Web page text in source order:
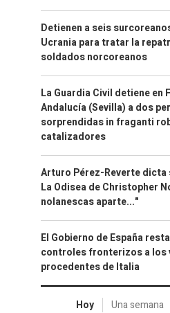
Detienen a seis
Ucrania para tratar la
soldados norcoreanos
La Guardia Civil detiene en
Andalucía (Sevilla) a dos
sorprendidas in fraganti
catalizadores
Arturo Pérez-Reverte dicta
La Odisea de Christopher
nolanescas aparte..."
El Gobierno de España
controles fronterizos a los
procedentes de Italia
Hoy Una semana